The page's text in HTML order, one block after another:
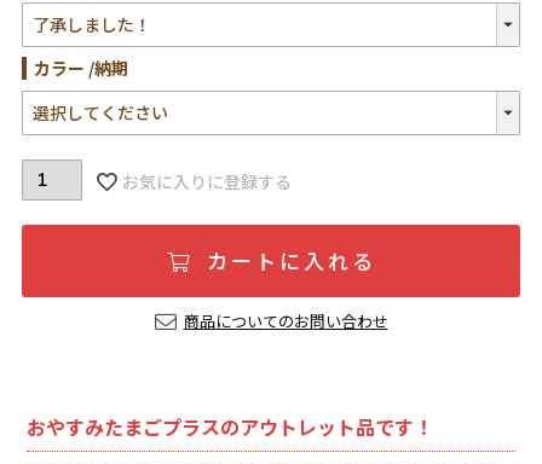
(必
須)
カラー 納期
お気に入りに登録する
カートに入れる
商品についてのお問い合わせ
おやすみたまごプラスのアウトレット品です！